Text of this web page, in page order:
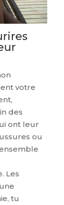
votre
des
ont leur
ou
Les
tu